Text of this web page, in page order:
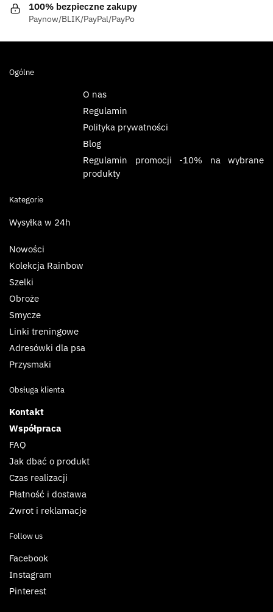
100% bezpieczne zakupy
Paynow/BLIK/PayPal/PayPo
Ogólne
O nas
Regulamin
Polityka prywatności
Blog
Regulamin promocji -10% na wybrane
produkty
Kategorie
Wysyłka w 24h
Nowości
Kolekcja Rainbow
Szelki
Obroże
Smycze
Linki treningowe
Adresówki dla psa
Przysmaki
Obsługa klienta
Kontakt
Współpraca
FAQ
Jak dbać o produkt
Czas realizacji
Płatność i dostawa
Zwrot i reklamacje
Follow us
Facebook
Instagram
Pinterest